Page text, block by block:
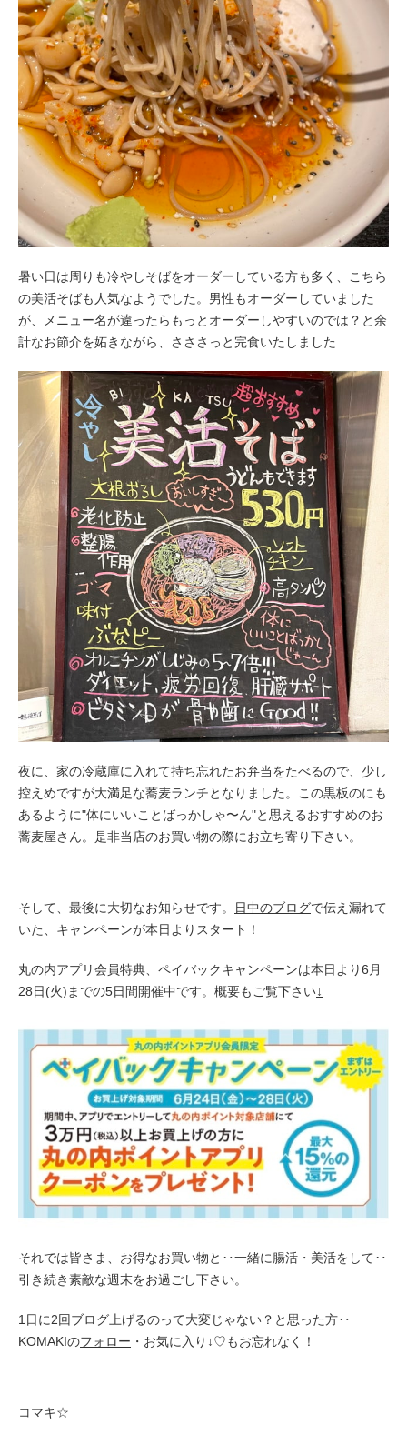
暑い日は周りも冷やしそばをオーダーしている方も多く、こちら
の美活そばも人気なようでした。男性もオーダーしていました
が、メニュー名が違ったらもっとオーダーしやすいのでは？と余
計なお節介を妬きながら、さささっと完食いたしました
夜に、家の冷蔵庫に入れて持ち忘れたお弁当をたべるので、少し
控えめですが大満足な蕎麦ランチとなりました。この黒板のにも
あるように"体にいいことばっかしゃ〜ん"と思えるおすすめのお
蕎麦屋さん。是非当店のお買い物の際にお立ち寄り下さい。
そして、最後に大切なお知らせです。 日中のブログで伝え漏れて
いた、キャンペーンが本日よりスタート！
丸の内アプリ会員特典、ペイバックキャンペーンは本日より6月
28日(火)までの5日間開催中です。概要もご覧下さい↓
それでは皆さま、お得なお買い物と‥一緒に腸活・美活をして‥
引き続き素敵な週末をお過ごし下さい。
1日に2回ブログ上げるのって大変じゃない？と思った方‥
KOMAKIのフォロー ・お気に入り↓♡もお忘れなく！
コマキ☆